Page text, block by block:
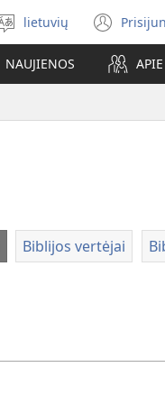
Pasirinkite
kalbą
lietuvių
NAUJIENOS
Biblijos vertėjai